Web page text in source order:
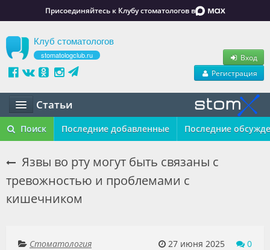
Присоединяйтесь к Клубу стоматологов в
Клуб стоматологов
stomatologclub.ru
Вход
Регистрация
Статьи
Статьи
Обучение
Вакансии
Поиск Последние добавленные Последние
Язвы во рту могут быть связаны с
тревожностью и проблемами с
кишечником
Стоматология 27 июня 2025 0